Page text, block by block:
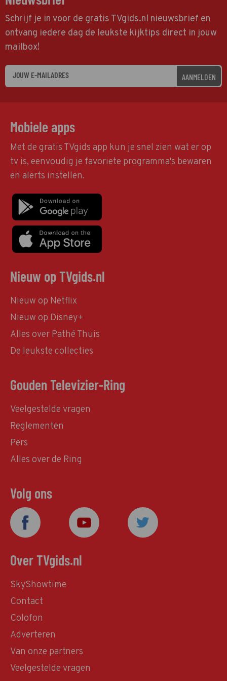
Schrijf je in voor de gratis TVgids.nl nieuwsbrief en
ontvang iedere dag de leukste kijktips direct in jouw
mailbox!
AANMELDEN
Mobiele apps
Met de gratis TVgids app kun je snel zien wat er op
tv is, eenvoudig je favoriete programma's bewaren
en alerts instellen.
Nieuw op TVgids.nl
Nieuw op Netflix
Nieuw op Disney+
Alles over Pathé Thuis
De leukste collecties
Gouden Televizier-Ring
Veelgestelde vragen
Reglementen
Pers
Alles over de Ring
Volg ons
Over TVgids.nl
SkyShowtime
Contact
Colofon
Adverteren
Van onze partners
Veelgestelde vragen